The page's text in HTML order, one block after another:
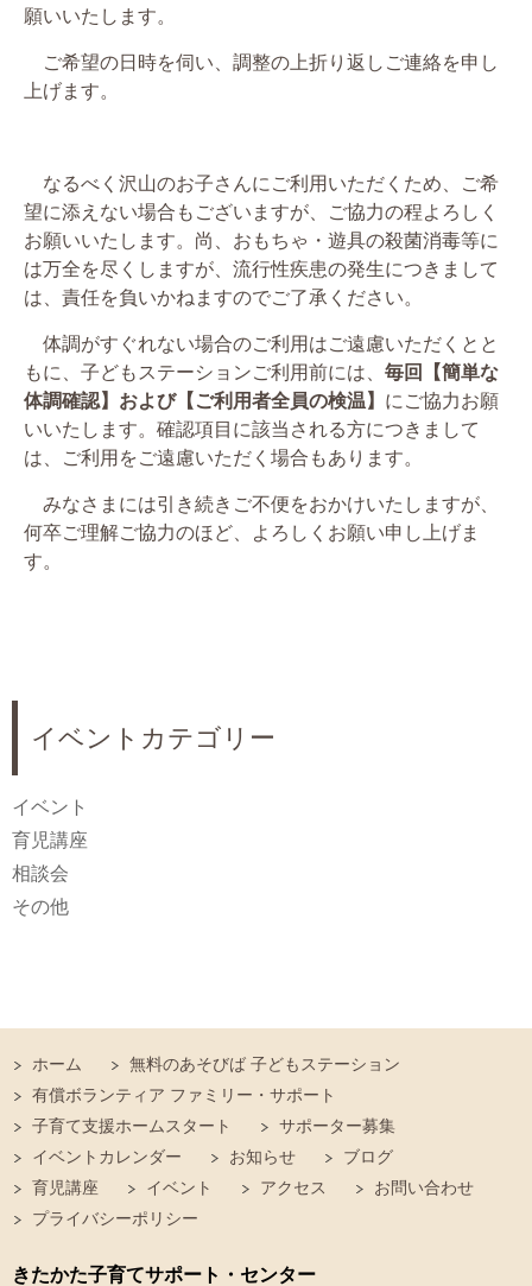
願いいたします。
ご希望の日時を伺い、調整の上折り返しご連絡を申し
上げます。
なるべく沢山のお子さんにご利用いただくため、ご希
望に添えない場合もございますが、ご協力の程よろしく
お願いいたします。尚、おもちゃ・遊具の殺菌消毒等に
は万全を尽くしますが、流行性疾患の発生につきまして
は、責任を負いかねますのでご了承ください。
体調がすぐれない場合のご利用はご遠慮いただくとと
もに、子どもステーションご利用前には、 毎回【簡単な
体調確認】および【ご利用者全員の検温】 にご協力お願
いいたします。確認項目に該当される方につきまして
は、ご利用をご遠慮いただく場合もあります。
みなさまには引き続きご不便をおかけいたしますが、
何卒ご理解ご協力のほど、よろしくお願い申し上げま
す。
イベントカテゴリー
イベント
育児講座
相談会
その他
ホーム
無料のあそびば 子どもステーション
有償ボランティア ファミリー・サポート
子育て支援ホームスタート
サポーター募集
イベントカレンダー
お知らせ
ブログ
育児講座
イベント アクセス
お問い合わせ
プライバシーポリシー
きたかた子育てサポート・センター